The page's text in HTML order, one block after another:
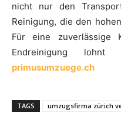
nicht nur den
Reinigung, die den
Für eine zuverlässige
Endreinigung
primusumzuege.ch
TAGS umzugsfirma zürich